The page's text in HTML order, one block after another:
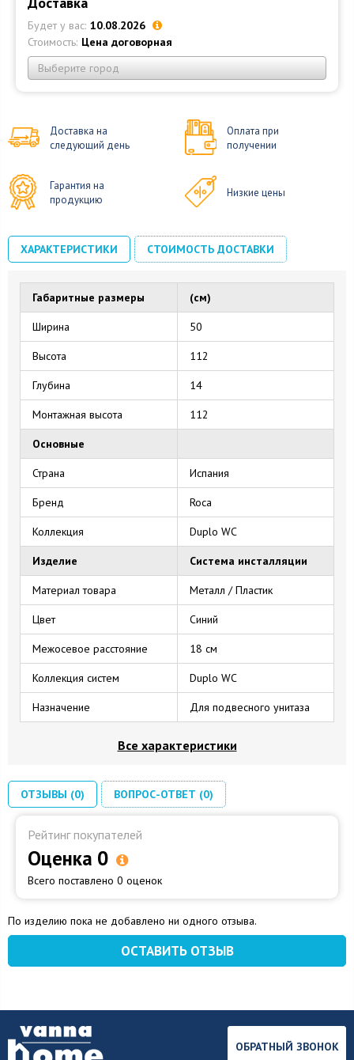
Будет у вас: 10.08.2026
Стоимость: Цена договорная
Выберите город
Доставка на
следующий день
Оплата при
получении
Гарантия на
продукцию
Низкие цены
ХАРАКТЕРИСТИКИ СТОИМОСТЬ ДОСТАВКИ
Габаритные размеры (см)
Ширина 50
Высота 112
Глубина 14
Монтажная высота 112
Основные
Страна Испания
Бренд Roca
Коллекция Duplo WC
Изделие Система инсталляции
Материал товара Металл / Пластик
Цвет Синий
Межосевое расстояние 18 см
Коллекция систем Duplo WC
Назначение Для подвесного унитаза
Все характеристики
ОТЗЫВЫ (0) ВОПРОС-ОТВЕТ (0)
Рейтинг покупателей
Оценка 0
Всего поставлено 0 оценок
По изделию пока не добавлено ни одного отзыва.
ОСТАВИТЬ ОТЗЫВ
ОБРАТНЫЙ ЗВОНОК